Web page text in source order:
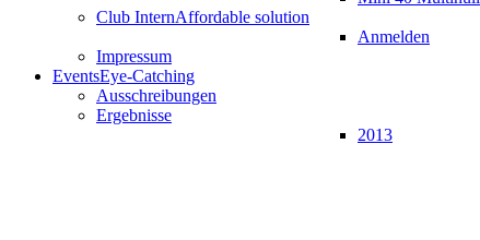
Club InternAffordable solution
Anmelden
Impressum
EventsEye-Catching
Ausschreibungen
Ergebnisse
2013